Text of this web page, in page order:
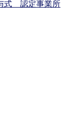
式 認定事業所